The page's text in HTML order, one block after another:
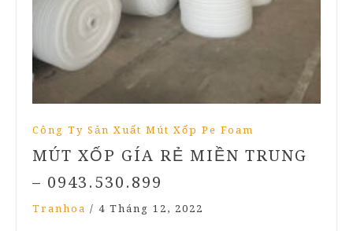
Công Ty Sản Xuất Mút Xốp Pe Foam
MÚT XỐP GÍA RẺ MIỀN TRUNG
– 0943.530.899
Tranhoa / 4 Tháng 12, 2022